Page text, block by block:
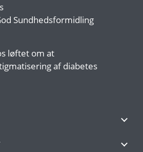
Sundhedsformidling
løftet om at
af diabetes